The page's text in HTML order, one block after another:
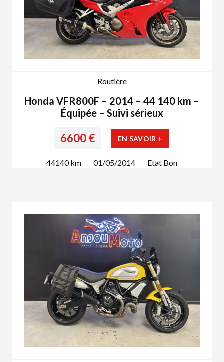
Routière
Honda VFR800F – 2014 – 44 140 km –
Équipée – Suivi sérieux
6600€ EN SAVOIR +
44140km 01/05/2014 Etat Bon